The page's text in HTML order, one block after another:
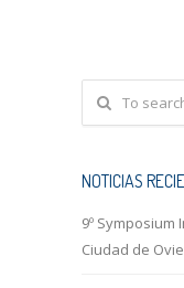
NOTICIAS
9º
Ciudad de